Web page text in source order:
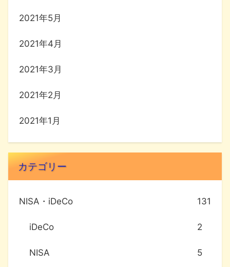
2021年5月
2021年4月
2021年3月
2021年2月
2021年1月
カテゴリー
NISA・iDeCo 131
iDeCo 2
NISA 5